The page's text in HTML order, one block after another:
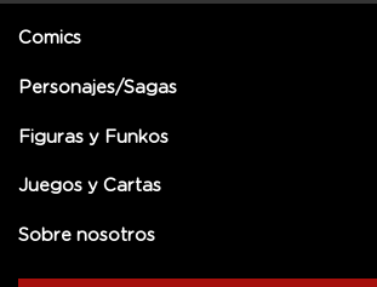
Comics
Personajes/Sagas
Figuras y Funkos
Juegos y Cartas
Sobre nosotros